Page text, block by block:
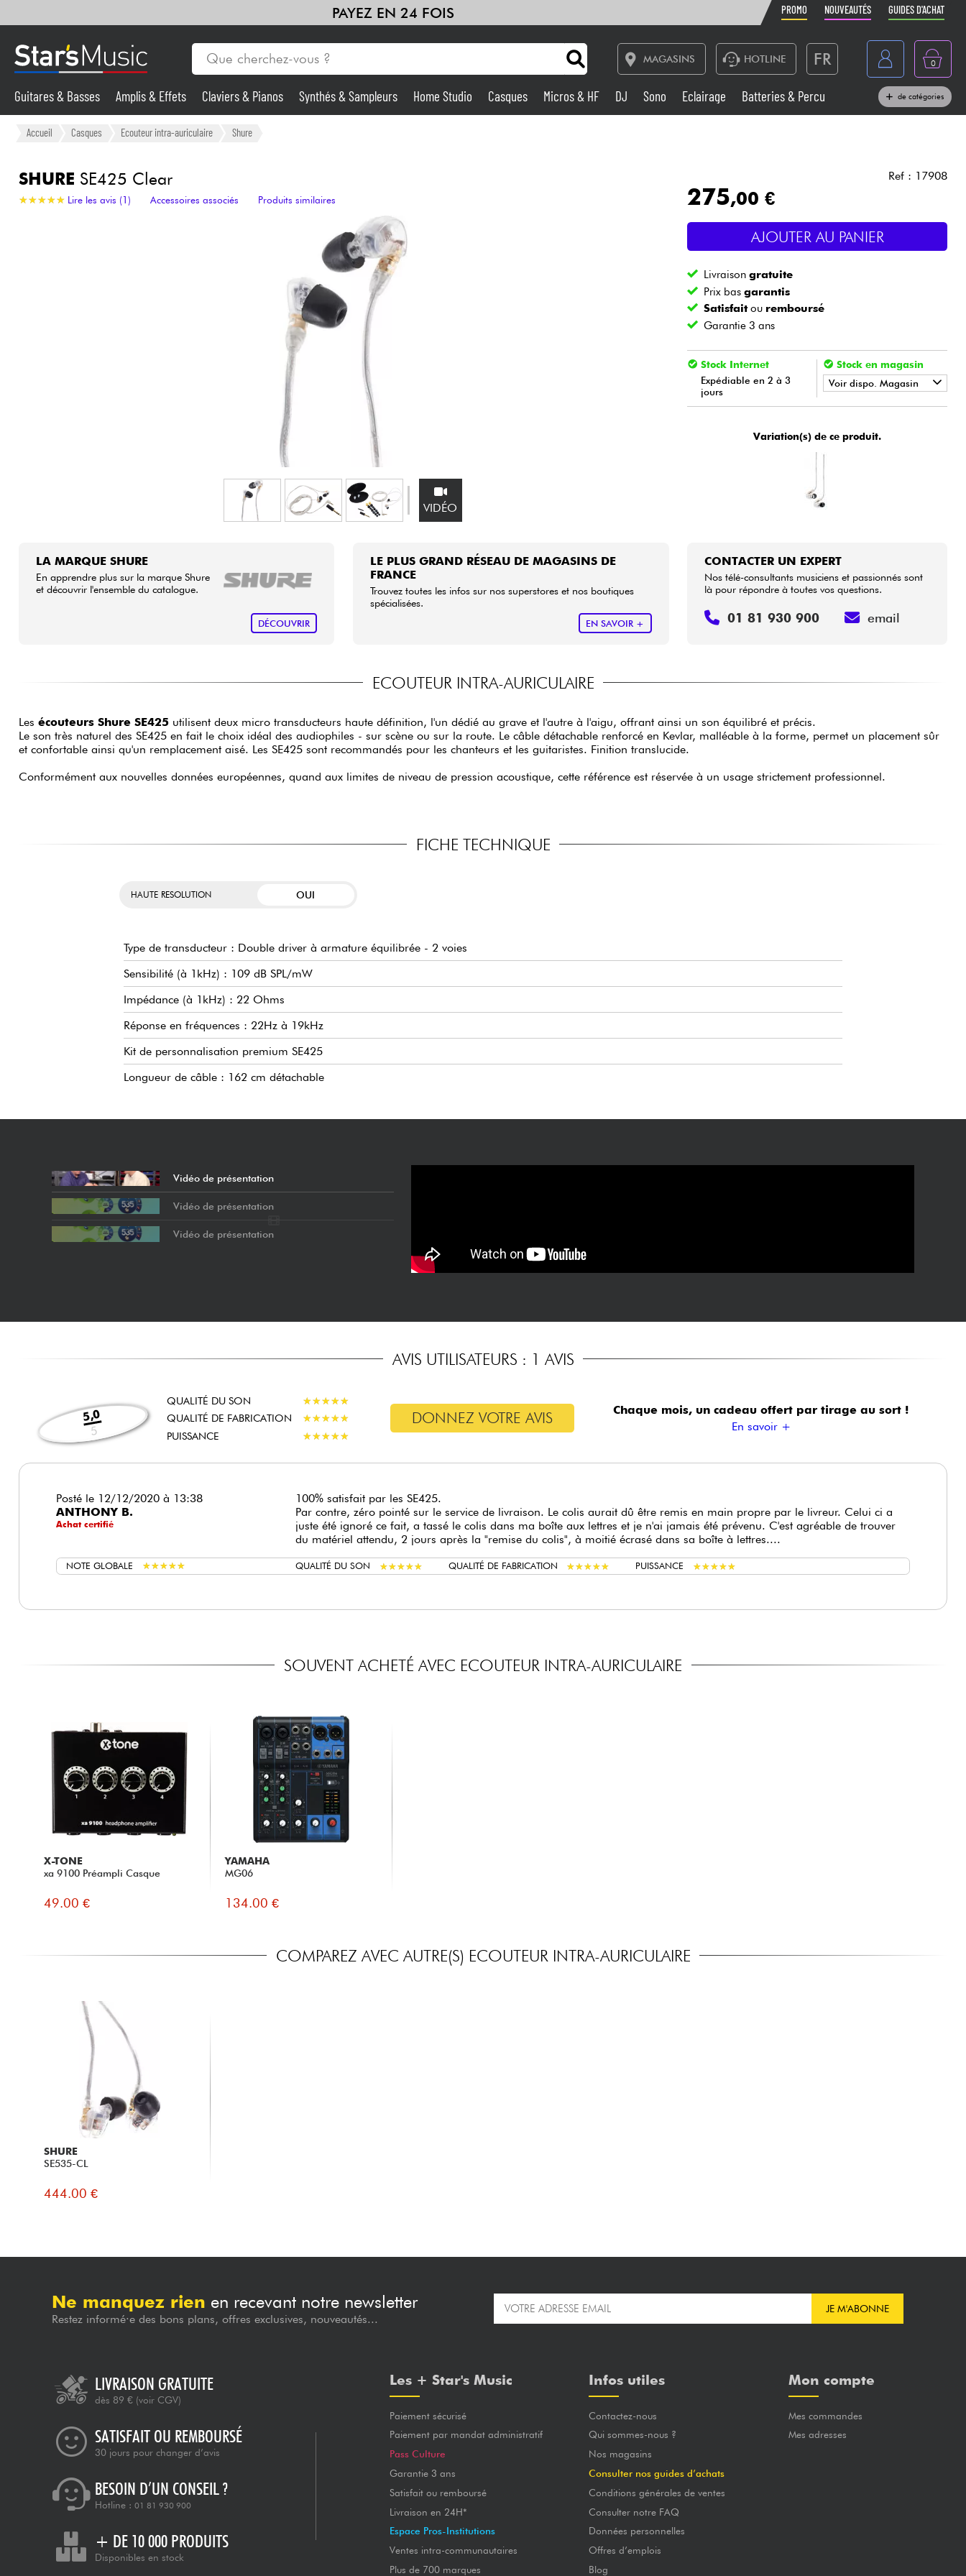
PAYEZ EN 24 FOIS PROMO NOUVEAUTÉS GUIDES D'ACHAT
MAGASINS HOTLINE FR
Belgique
België
Nederland
0
Guitares & Basses
Synthés & Sampleurs
Micros & HF Sono
Batteries & Percu Vents
Eveil Musical Câbles & Access.
Guitares & Basses Amplis & Effets Claviers & Pianos Synthés & Sampleurs Home Studio Casques Micros & HF DJ Sono Eclairage
Batteries & Percu
de catégories
Accueil Casques Ecouteur intra-auriculaire Shure
SHURE SE425 Clear
★★★★★
★★★★★ Lire les avis (1) Accessoires associés Produits similaires
VIDÉO
Ref : 17908
275,00 €
AJOUTER AU PANIER
Livraisongratuite
Prix basgarantis
Satisfaitou remboursé
Garantie 3 ans
Stock Internet
Expédiable en 2 à 3
jours
Stock en magasin
Voir dispo. Magasin
•
• Star 'SMusicLYON
Variation(s) de ce produit.
LA MARQUE SHURE
En apprendre plus sur la marque Shure
et découvrir l'ensemble du catalogue.
DÉCOUVRIR
LE PLUS GRAND RÉSEAU DE MAGASINS DE
FRANCE
Trouvez toutes les infos sur nos superstores et nos boutiques
spécialisées.
EN SAVOIR +
CONTACTER UN EXPERT
Nos télé-consultants musiciens et passionnés sont
là pour répondre à toutes vos questions.
01 81 930 900 email
ECOUTEUR INTRA-AURICULAIRE
Les écouteurs Shure SE425utilisent deux micro transducteurs haute définition, l'un dédié au grave et l'autre à l'aigu, offrant ainsi un son équilibré et précis.
Le son très naturel des SE425 en fait le choix idéal des audiophiles - sur scène ou sur la route. Le câble détachable renforcé en Kevlar, malléable à la forme, permet un placement sûr
et confortable ainsi qu'un remplacement aisé. Les SE425 sont recommandés pour les chanteurs et les guitaristes. Finition translucide.
Conformément aux nouvelles données européennes, quand aux limites de niveau de pression acoustique, cette référence est réservée à un usage strictement professionnel.
FICHE TECHNIQUE
HAUTE RESOLUTION OUI
Type de transducteur : Double driver à armature équilibrée - 2 voies
Sensibilité (à 1kHz) : 109 dB SPL/mW
Impédance (à 1kHz) : 22 Ohms
Réponse en fréquences : 22Hz à 19kHz
Kit de personnalisation premium SE425
Longueur de câble : 162 cm détachable
Vidéo de présentation
Vidéo de présentation
Vidéo de présentation
AVIS UTILISATEURS : 1 AVIS
5,0
5
QUALITÉ DU SON ★★★★★
★★★★★
QUALITÉ DE FABRICATION
★★★★★
★★★★★
PUISSANCE
★★★★★
★★★★★
DONNEZ VOTRE AVIS Chaque mois, un cadeau offert par tirage au sort !
En savoir +
Posté le 12/12/2020 à 13:38
ANTHONY B.
Achat certifié
100% satisfait par les SE425.
Par contre, zéro pointé sur le service de livraison. Le colis aurait dû être remis en main propre par le livreur. Celui ci a
juste été ignoré ce fait, a tassé le colis dans ma boîte aux lettres et je n'ai jamais été prévenu. C'est agréable de trouver
du matériel attendu, 2 jours après la "remise du colis", à moitié écrasé dans sa boîte à lettres....
NOTE GLOBALE ★★★★★
★★★★★ QUALITÉ DU SON ★★★★★
★★★★★ QUALITÉ DE FABRICATION ★★★★★
★★★★★ PUISSANCE ★★★★★
★★★★★
SOUVENT ACHETÉ AVEC ECOUTEUR INTRA-AURICULAIRE
X-TONE
xa 9100 Préampli Casque
49.00 €
YAMAHA
MG06
134.00 €
COMPAREZ AVEC AUTRE(S) ECOUTEUR INTRA-AURICULAIRE
SHURE
SE535-CL
444.00 €
Ne manquez rien en recevant notre newsletter
Restez informé·e des bons plans, offres exclusives, nouveautés...
JE M'ABONNE
LIVRAISON GRATUITE
dès 89 € (voir CGV)
SATISFAIT OU REMBOURSÉ
30 jours pour changer d’avis
BESOIN D’UN CONSEIL ?
Hotline : 01 81 930 900
+ DE 10 000 PRODUITS
Disponibles en stock
Les + Star's Music
Paiement sécurisé
Paiement par mandat administratif
Pass Culture
Garantie 3 ans
Satisfait ou remboursé
Livraison en 24H*
Espace Pros-Institutions
Ventes intra-communautaires
Plus de 700 marques
Infos utiles
Contactez-nous
Qui sommes-nous ?
Nos magasins
Consulter nos guides d’achats
Conditions générales de ventes
Consulter notre FAQ
Données personnelles
Offres d’emplois
Blog
Mon compte
Mes commandes
Mes adresses